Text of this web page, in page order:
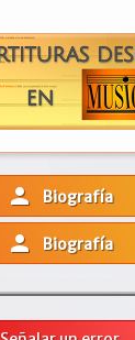
person Biografía
person Biografía